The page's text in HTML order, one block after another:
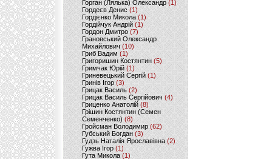
Горган (Лялька) Олександр(1)
Гордеєв Денис (1)
Гордієнко Микола (1)
Гордійчук Андрій (1)
Гордон Дмитро (7)
Грановський Олександр
Михайлович (10)
Гриб Вадим (1)
Григоришин Костянтин (5)
Гримчак Юрій(1)
Гриневецький Сергій(1)
Гринів Ігор (3)
Грицак Василь (2)
Грицак Василь Сергійович (4)
Гриценко Анатолій (8)
Грішин Костянтин (Семен
Семенченко)(8)
Гройсман Володимир(62)
Губський Богдан (3)
Гудзь Наталія Ярославівна(2)
Гужва Ігор (1)
Гута Микола (1)